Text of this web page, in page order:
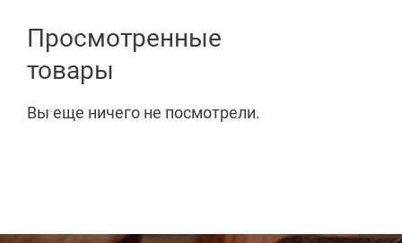
Просмотренные
товары
Вы еще ничего не посмотрели.